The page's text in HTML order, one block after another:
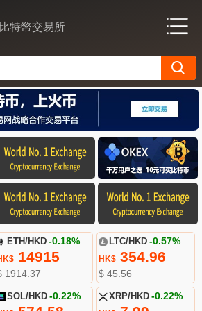
比特幣交易所
ETH/HKD -0.18%
14915
1914.37
LTC/HKD -0.57%
HK$354.96
$ 45.56
SOL/HKD -0.22% XRP/HKD -0.22%